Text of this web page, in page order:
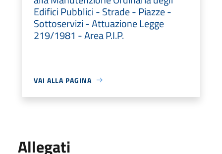
Edifici Pubblici - Strade - Piazze -
Sottoservizi - Attuazione Legge
219/1981 - Area P.I.P.
VAI ALLA PAGINA
Allegati